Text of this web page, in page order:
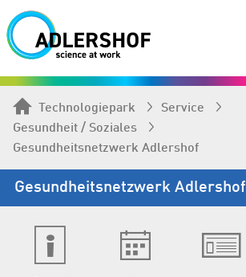
Technologiepark
Service
Gesundheit / Soziales
Gesundheits­netzwerk Adlershof
Gesundheits­netzwerk Adlershof